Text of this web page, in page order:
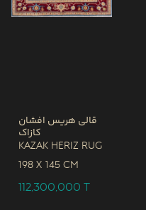
قالی هریس افشان
کازاک
Kazak Heriz Rug
198 x 145 CM
112,300,000T